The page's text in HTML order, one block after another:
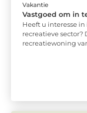
Vakantie
Vastgoed om in
Heeft u interesse
recreatieve sector?
recreatiewoning